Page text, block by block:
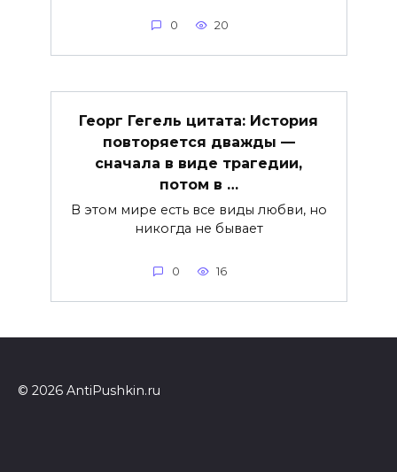
0 20
Георг Гегель цитата: История
повторяется дважды —
сначала в виде трагедии,
потом в …
В этом мире есть все виды любви, но
никогда не бывает
0 16
© 2026 AntiPushkin.ru